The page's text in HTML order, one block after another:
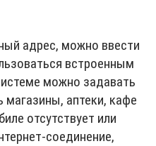
адрес, можно ввести
встроенным
можно задавать
аптеки, кафе
отсутствует или
соединение,